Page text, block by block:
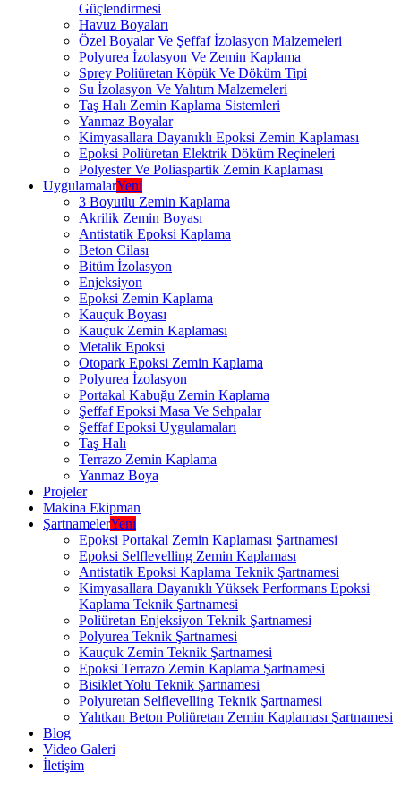
Güçlendirmesi
Havuz Boyaları
Özel Boyalar Ve Şeffaf İzolasyon Malzemeleri
Polyurea İzolasyon Ve Zemin Kaplama
Sprey Poliüretan Köpük Ve Döküm Tipi
Su İzolasyon Ve Yalıtım Malzemeleri
Taş Halı Zemin Kaplama Sistemleri
Yanmaz Boyalar
Kimyasallara Dayanıklı Epoksi Zemin Kaplaması
Epoksi Poliüretan Elektrik Döküm Reçineleri
Polyester Ve Poliaspartik Zemin Kaplaması
UygulamalarYeni
3 Boyutlu Zemin Kaplama
Akrilik Zemin Boyası
Antistatik Epoksi Kaplama
Beton Cilası
Bitüm İzolasyon
Enjeksiyon
Epoksi Zemin Kaplama
Kauçuk Boyası
Kauçuk Zemin Kaplaması
Metalik Epoksi
Otopark Epoksi Zemin Kaplama
Polyurea İzolasyon
Portakal Kabuğu Zemin Kaplama
Şeffaf Epoksi Masa Ve Sehpalar
Şeffaf Epoksi Uygulamaları
Taş Halı
Terrazo Zemin Kaplama
Yanmaz Boya
Projeler
Makina Ekipman
ŞartnamelerYeni
Epoksi Portakal Zemin Kaplaması Şartnamesi
Epoksi Selflevelling Zemin Kaplaması
Antistatik Epoksi Kaplama Teknik Şartnamesi
Kimyasallara Dayanıklı Yüksek Performans Epoksi
Kaplama Teknik Şartnamesi
Poliüretan Enjeksiyon Teknik Şartnamesi
Polyurea Teknik Şartnamesi
Kauçuk Zemin Teknik Şartnamesi
Epoksi Terrazo Zemin Kaplama Şartnamesi
Bisiklet Yolu Teknik Şartnamesi
Polyuretan Selflevelling Teknik Şartnamesi
Yalıtkan Beton Poliüretan Zemin Kaplaması Şartnamesi
Blog
Video Galeri
İletişim